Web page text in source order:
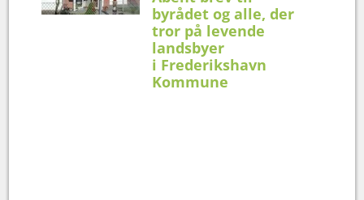
byrådet og alle, der
tror på levende
landsbyer
i Frederikshavn
Kommune